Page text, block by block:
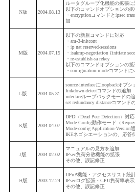
N版 2004.08.13
ルータグループ化機能の拡張に
以下のコマンドオプションの
・encryptionコマンドとipsec
加
M版 2004.07.15
以下の新規コマンドに対応
・am-3-initcont
・ip nat reserved-sessions
・isakmp-negotiation {initiate
・re-establish-sa rekey
以下のコマンドオプションの
・configuration modeコマンド
L版 2004.05.31
source-interfaceにloopbackオプ
linkdown-detectコマンドの追加
interfaceループバックモードの
set redundancy distanceコマンド
K版 2004.04.07
DPD（Dead Peer Detection）対応
Mode-Config動作モード（
Mode-config Application-Version
IKEネゴシエーションの、応答
J版 2004.02.02
マニュアルの見方を追加
IPsec負荷分散機能の拡張
その他、誤記修正
H版 2003.12.24
UPnP機能・アクセスリスト統
IPsecログ拡張・CPU負荷率表
その他、誤記修正